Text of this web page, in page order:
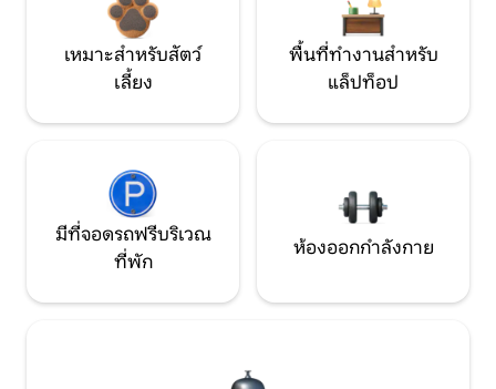
เหมาะสำหรับสัตว์
เลี้ยง
พื้นที่ทำงานสำหรับ
แล็ปท็อป
มีที่จอดรถฟรีบริเวณ
ที่พัก
ห้องออกกำลังกาย